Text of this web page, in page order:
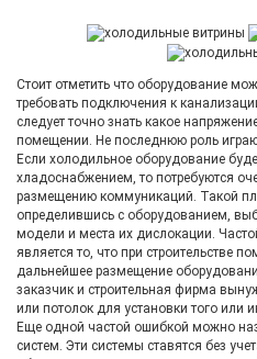
Стоит отметить что оборудование
требовать подключения к
следует точно знать какое
помещении. Не последнюю роль
Если холодильное оборудование
хладоснабжением, то потребуются
размещению коммуникаций. Такой
определившись с оборудованием,
модели и места их дислокации.
является то, что при строительстве
дальнейшее размещение
заказчик и строительная фирма
или потолок для установки того или
Еще одной частой ошибкой можно
систем. Эти системы ставятся без